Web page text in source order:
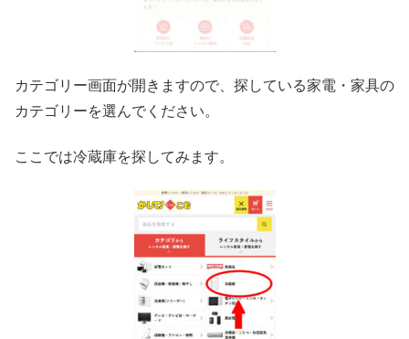
カテゴリー画面が開きますので、探している家電・家具の
カテゴリーを選んでください。
ここでは冷蔵庫を探してみます。